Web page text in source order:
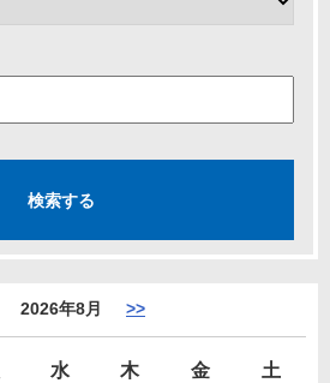
2026年8月 >>
水 木 金
土